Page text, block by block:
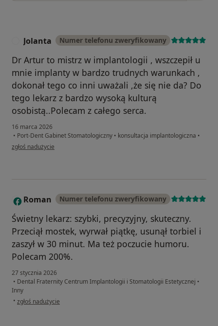
Jolanta Numer telefonu zweryfikowany
Dr Artur to mistrz w implantologii , wszczepił u
mnie implanty w bardzo trudnych warunkach ,
dokonał tego co inni uważali ,że się nie da? Do
tego lekarz z bardzo wysoką kulturą
osobistą..Polecam z całego serca.
16 marca 2026
• Port-Dent Gabinet Stomatologiczny • konsultacja implantologiczna •
w opinii użytkownika Jolanta
zgłoś nadużycie
R Roman Numer telefonu zweryfikowany
Świetny lekarz: szybki, precyzyjny, skuteczny.
Przeciął mostek, wyrwał piątkę, usunął torbiel i
zaszył w 30 minut. Ma też poczucie humoru.
Polecam 200%.
27 stycznia 2026
• Dental Fraternity Centrum Implantologii i Stomatologii Estetycznej •
Inny
• w opinii użytkownika Roman
zgłoś nadużycie